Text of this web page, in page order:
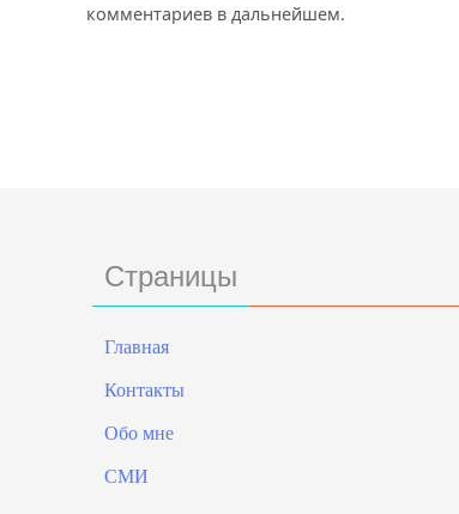
комментариев в дальнейшем.
Страницы
Главная
Контакты
Обо мне
СМИ